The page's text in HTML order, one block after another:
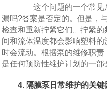
这个问题的一个常见
漏吗?答案是否定的。但是，
检查和重新拧紧它们。拧紧
间和流体温度都会影响塑料
时会流动。根据泵的维修职
是任何预防性维护计划的一部
4. 隔膜泵日常维护的关键